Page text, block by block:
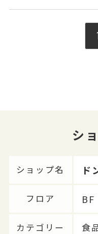
シ
ショップ名 ド
フロア BF
カテゴリー 食